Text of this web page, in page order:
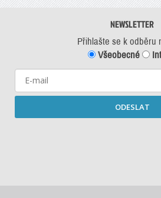
NEWSLETTER
Přihlašte se k odběru
Všeobecné
ODESLAT